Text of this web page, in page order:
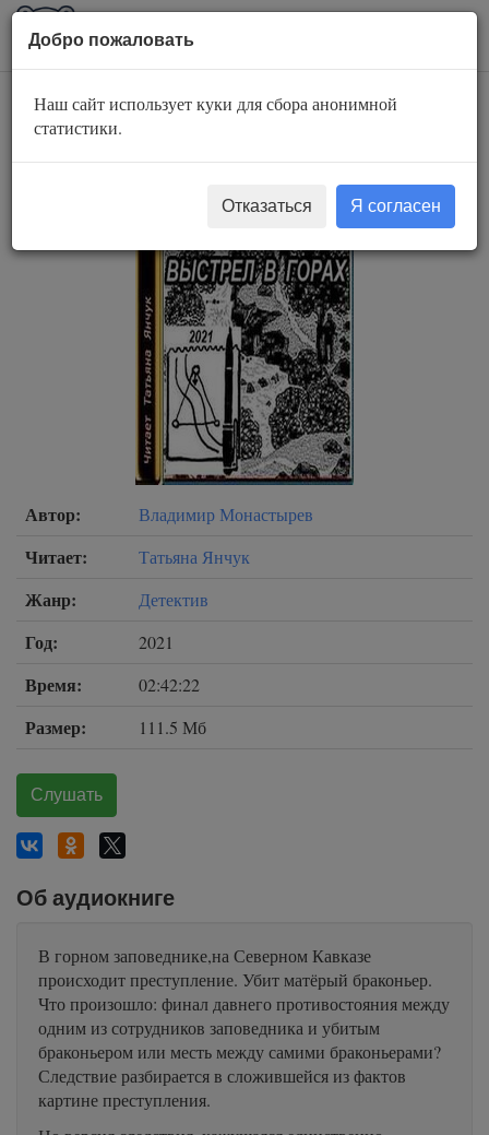
AuBook.org
Выстрел в горах
Автор: Владимир Монастырев
Читает: Татьяна Янчук
Жанр: Детектив
Год: 2021
Время: 02:42:22
Размер: 111.5 Мб
Слушать
Об аудиокниге
В горном заповеднике,на Северном Кавказе
происходит преступление. Убит матёрый браконьер.
Что произошло: финал давнего противостояния между
одним из сотрудников заповедника и убитым
браконьером или месть между самими браконьерами?
Следствие разбирается в сложившейся из фактов
картине преступления.
Добро пожаловать
Наш сайт использует куки для сбора анонимной
статистики.
Отказаться Я согласен